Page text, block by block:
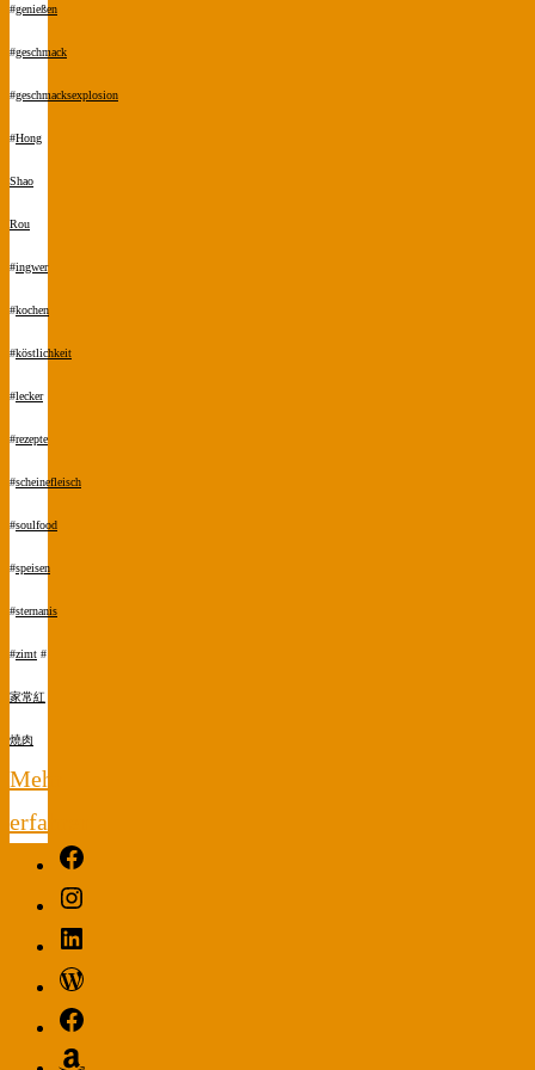
#genießen
#geschmack
#geschmacksexplosion
#Hong
Shao
Rou
#ingwer
#kochen
#köstlichkeit
#lecker
#rezepte
#scheinefleisch
#soulfood
#speisen
#sternanis
#zimt #
家常紅
燒肉
Mehr
erfahren
"家